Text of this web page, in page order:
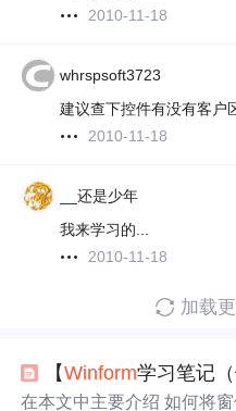
2010-11-18
whrspsoft3723
建议查下控件有没有客户
2010-11-18
__还是少年
我来学习的...
2010-11-18
加载
【Winform学习笔记
在本文中主要介绍 如何将